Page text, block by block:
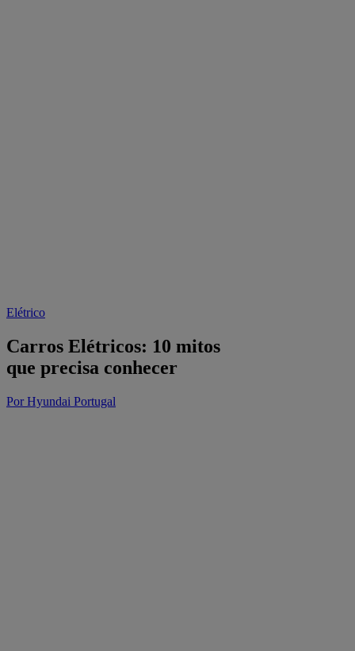
Elétrico
Carros Elétricos: 10 mitos
que precisa conhecer
Por Hyundai Portugal